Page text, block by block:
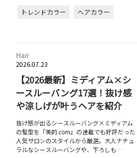
トレンドカラー ヘアカラー
Hair
2026.07.23
【2026最新】ミディアム×シ
ースルーバング17選！抜け感
や涼しげが叶うヘアを紹介
抜け感が出るシースルーバング×ミディアム
の髪型を『美的.com』の連載でも好評だった
人気サロンのスタイルから厳選。大人ナチュ
ラルなシースルーバングや、下ろしも…